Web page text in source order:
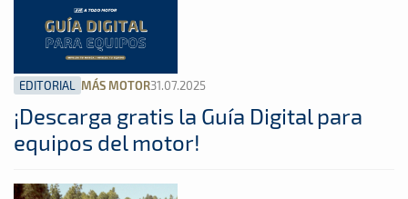
EDITORIAL MÁS MOTOR31.07.2025
¡Descarga gratis la Guía Digital para
equipos del motor!